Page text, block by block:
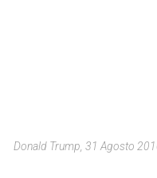
Donald Trump, 31 Agosto